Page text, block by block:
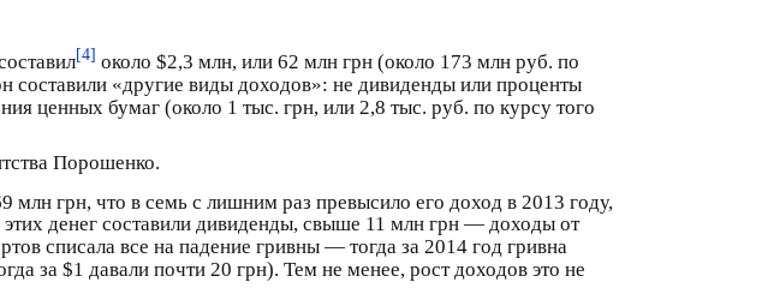
[4] около $2,3 млн, или 62 млн грн (около 173 млн руб. по
«другие виды доходов»: не дивиденды или проценты
ценных бумаг (около 1 тыс. грн, или 2,8 тыс. руб. по курсу того
Порошенко.
млн грн, что в семь с лишним раз превысило его доход в 2013 году,
денег составили дивиденды, свыше 11 млн грн — доходы от
списала все на падение гривны — тогда за 2014 год гривна
за $1 давали почти 20 грн). Тем не менее, рост доходов это не